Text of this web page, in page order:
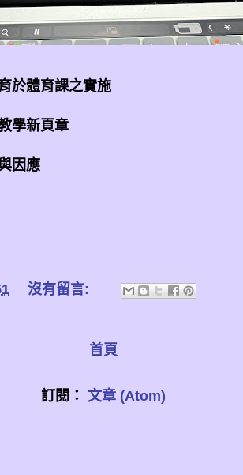
於體育課之實施
學新頁章
因應
沒有留言:
首頁
訂閱： 文章 (Atom)